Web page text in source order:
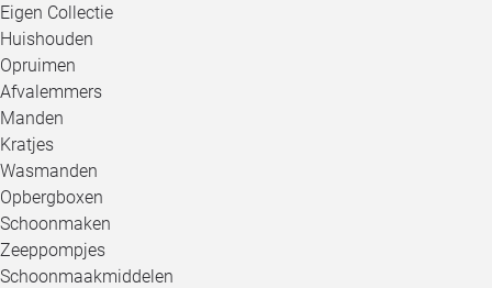
Eigen Collectie
Huishouden
Opruimen
Afvalemmers
Manden
Kratjes
Wasmanden
Opbergboxen
Schoonmaken
Zeeppompjes
Schoonmaakmiddelen